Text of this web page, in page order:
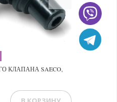
КЛАПАНА SAECO,